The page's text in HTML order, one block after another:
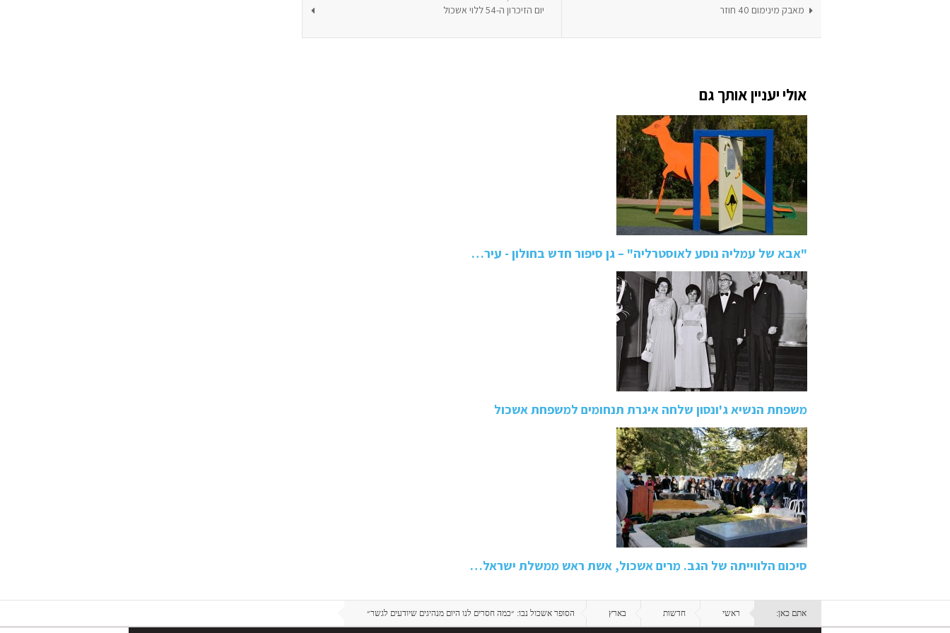
יום הזיכרון ה-54 ללוי אשכול מאבק מינימום 40 חוזר
אולי יעניין אותך גם
"אבא של עמליה נוסע לאוסטרליה" – גן סיפור חדש בחולון - עיר…
משפחת הנשיא ג'ונסון שלחה איגרת תנחומים למשפחת אשכול
סיכום הלווייתה של הגב. מרים אשכול, אשת ראש ממשלת ישראל…
אתם כאן: ראשי חדשות בארץ הסופר אשכול נבו: ״כמה חסרים לנו היום מנהיגים שיודעים לגשר״